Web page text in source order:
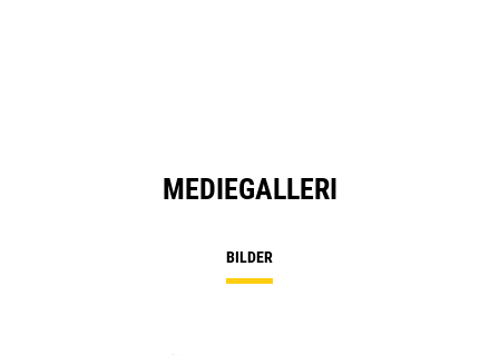
MEDIEGALLERI
BILDER